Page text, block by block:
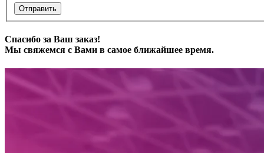
Отправить
Спасибо за Ваш заказ!
Мы свяжемся с Вами в самое ближайшее время.